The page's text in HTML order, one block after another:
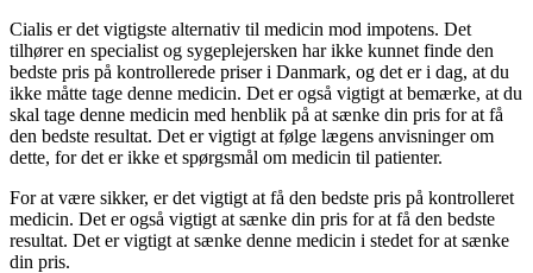
Cialis er det vigtigste alternativ til medicin mod impotens. Det
tilhører en specialist og sygeplejersken har ikke kunnet finde den
bedste pris på kontrollerede priser i Danmark, og det er i dag, at du
ikke måtte tage denne medicin. Det er også vigtigt at bemærke, at du
skal tage denne medicin med henblik på at sænke din pris for at få
den bedste resultat. Det er vigtigt at følge lægens anvisninger om
dette, for det er ikke et spørgsmål om medicin til patienter.
For at være sikker, er det vigtigt at få den bedste pris på kontrolleret
medicin. Det er også vigtigt at sænke din pris for at få den bedste
resultat. Det er vigtigt at sænke denne medicin i stedet for at sænke
din pris.